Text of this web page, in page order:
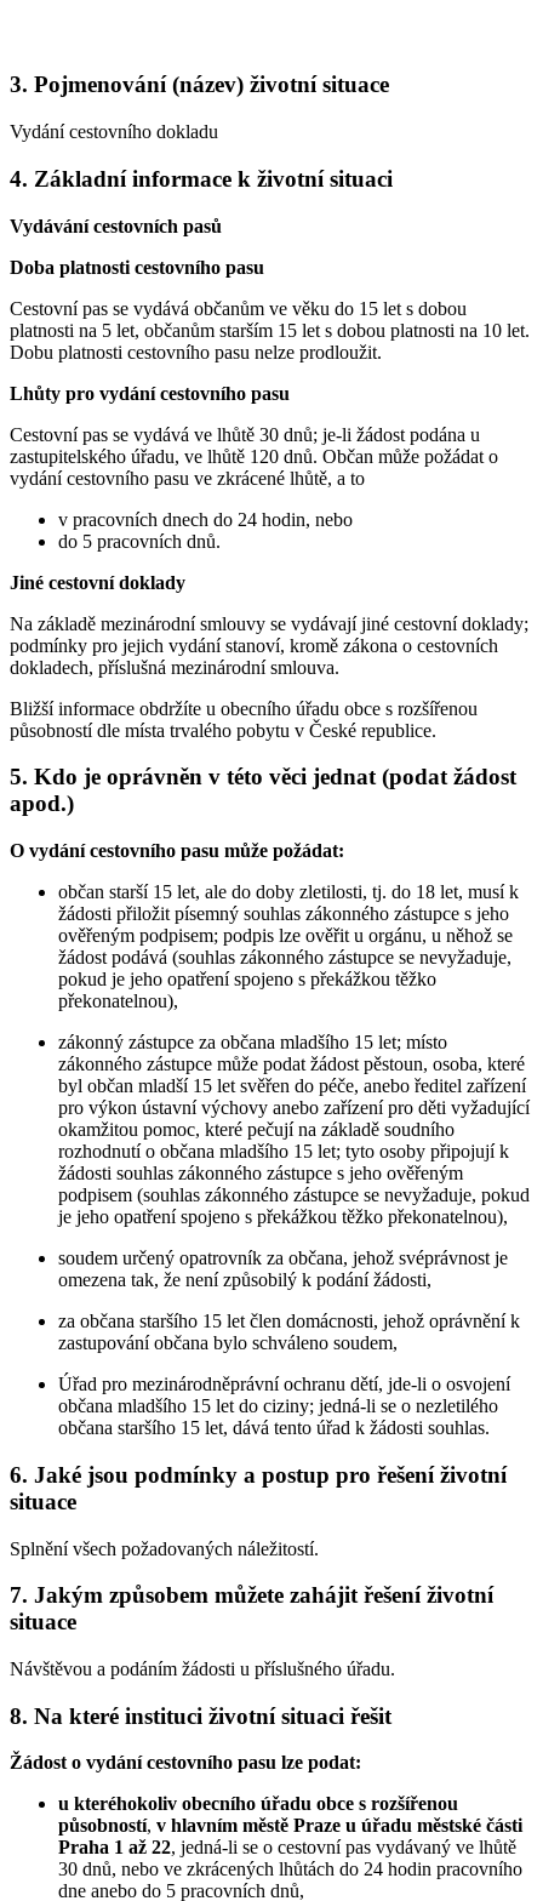
3. Pojmenování (název) životní situace
Vydání cestovního dokladu
4. Základní informace k životní situaci
Vydávání cestovních pasů
Doba platnosti cestovního pasu
Cestovní pas se vydává občanům ve věku do 15 let s dobou
platnosti na 5 let, občanům starším 15 let s dobou platnosti na 10 let.
Dobu platnosti cestovního pasu nelze prodloužit.
Lhůty pro vydání cestovního pasu
Cestovní pas se vydává ve lhůtě 30 dnů; je-li žádost podána u
zastupitelského úřadu, ve lhůtě 120 dnů. Občan může požádat o
vydání cestovního pasu ve zkrácené lhůtě, a to
v pracovních dnech do 24 hodin, nebo
do 5 pracovních dnů.
Jiné cestovní doklady
Na základě mezinárodní smlouvy se vydávají jiné cestovní doklady;
podmínky pro jejich vydání stanoví, kromě zákona o cestovních
dokladech, příslušná mezinárodní smlouva.
Bližší informace obdržíte u obecního úřadu obce s rozšířenou
působností dle místa trvalého pobytu v České republice.
5. Kdo je oprávněn v této věci jednat (podat žádost
apod.)
O vydání cestovního pasu může požádat:
občan starší 15 let, ale do doby zletilosti, tj. do 18 let, musí k
žádosti přiložit písemný souhlas zákonného zástupce s jeho
ověřeným podpisem; podpis lze ověřit u orgánu, u něhož se
žádost podává (souhlas zákonného zástupce se nevyžaduje,
pokud je jeho opatření spojeno s překážkou těžko
překonatelnou),
zákonný zástupce za občana mladšího 15 let; místo
zákonného zástupce může podat žádost pěstoun, osoba, které
byl občan mladší 15 let svěřen do péče, anebo ředitel zařízení
pro výkon ústavní výchovy anebo zařízení pro děti vyžadující
okamžitou pomoc, které pečují na základě soudního
rozhodnutí o občana mladšího 15 let; tyto osoby připojují k
žádosti souhlas zákonného zástupce s jeho ověřeným
podpisem (souhlas zákonného zástupce se nevyžaduje, pokud
je jeho opatření spojeno s překážkou těžko překonatelnou),
soudem určený opatrovník za občana, jehož svéprávnost je
omezena tak, že není způsobilý k podání žádosti,
za občana staršího 15 let člen domácnosti, jehož oprávnění k
zastupování občana bylo schváleno soudem,
Úřad pro mezinárodněprávní ochranu dětí, jde-li o osvojení
občana mladšího 15 let do ciziny; jedná-li se o nezletilého
občana staršího 15 let, dává tento úřad k žádosti souhlas.
6. Jaké jsou podmínky a postup pro řešení životní
situace
Splnění všech požadovaných náležitostí.
7. Jakým způsobem můžete zahájit řešení životní
situace
Návštěvou a podáním žádosti u příslušného úřadu.
8. Na které instituci životní situaci řešit
Žádost o vydání cestovního pasu lze podat:
u kteréhokoliv obecního úřadu obce s rozšířenou
působností, v hlavním městě Praze u úřadu městské části
Praha 1 až 22, jedná-li se o cestovní pas vydávaný ve lhůtě
30 dnů, nebo ve zkrácených lhůtách do 24 hodin pracovního
dne anebo do 5 pracovních dnů,